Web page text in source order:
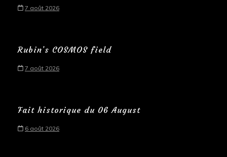
7 août 2026
Rubin’s COSMOS field
7 août 2026
Fait historique du 06 August
6 août 2026